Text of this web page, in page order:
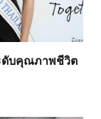
ดับคุณภาพชีวิต